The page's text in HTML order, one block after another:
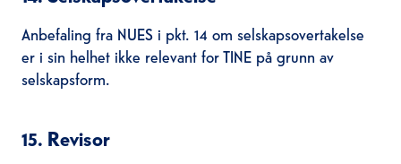
Anbefaling fra NUES i pkt. 14 om selskapsovertakelse
er i sin helhet ikke relevant for TINE på grunn av
selskapsform.
15. Revisor